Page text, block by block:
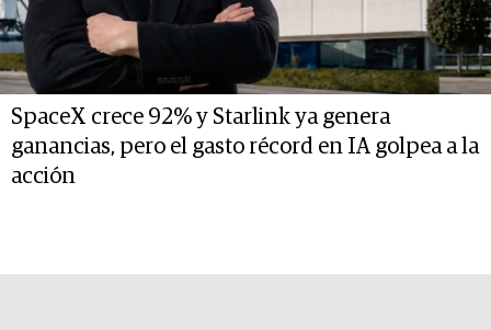
SpaceX crece 92% y Starlink ya genera
ganancias, pero el gasto récord en IA golpea a la
acción